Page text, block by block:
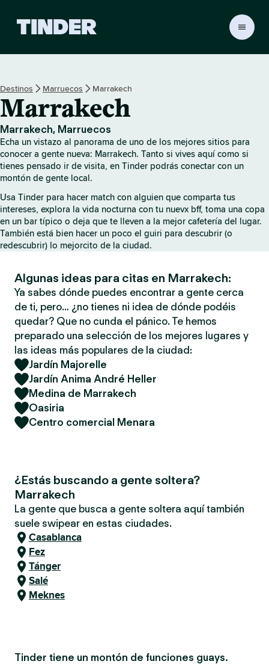
r
n
i
c
i
o
Destinos Marruecos Marrakech
Marrakech
Marrakech, Marruecos
Echa un vistazo al panorama de uno de los mejores sitios para
conocer a gente nueva: Marrakech. Tanto si vives aquí como si
tienes pensado ir de visita, en Tinder podrás conectar con un
montón de gente local.
Usa Tinder para hacer match con alguien que comparta tus
intereses, explora la vida nocturna con tu nuevx bff, toma una copa
en un bar típico o deja que te lleven a la mejor cafetería del lugar.
También está bien hacer un poco el guiri para descubrir (o
redescubrir) lo mejorcito de la ciudad.
Algunas ideas para citas en Marrakech:
Ya sabes dónde puedes encontrar a gente cerca
de ti, pero… ¿no tienes ni idea de dónde podéis
quedar? Que no cunda el pánico. Te hemos
preparado una selección de los mejores lugares y
las ideas más populares de la ciudad:
Jardín Majorelle
Jardín Anima André Heller
Medina de Marrakech
Oasiria
Centro comercial Menara
¿Estás buscando a gente soltera?
Marrakech
La gente que busca a gente soltera aquí también
suele swipear en estas ciudades.
Casablanca
Fez
Tánger
Salé
Meknes
Tinder tiene un montón de funciones guays.